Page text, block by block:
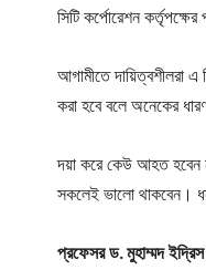
সিটি কর্পোরেশন
আগামীতে দায়িত্বশীলরা এ
করা হবে বলে অনেকের
দয়া করে কেউ আহত হবেন
সকলেই ভালো থাকবেন।
প্রফেসরড.মুহাম্মদইদ্রিস